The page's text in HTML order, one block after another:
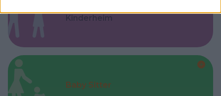
Kinderheim
Baby Sitter